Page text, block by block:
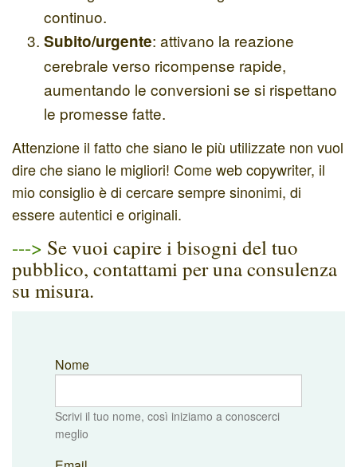
continuo.
Subito/urgente: attivano la reazione
cerebrale verso ricompense rapide,
aumentando le conversioni se si rispettano
le promesse fatte.
Attenzione il fatto che siano le più utilizzate non vuol
dire che siano le migliori! Come web copywriter, il
mio consiglio è di cercare sempre sinonimi, di
essere autentici e originali.
---> Se vuoi capire i bisogni del tuo
pubblico, contattami per una consulenza
su misura.
Nome
Scrivi il tuo nome, così iniziamo a conoscerci
meglio